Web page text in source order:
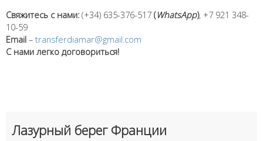
Свяжитесь с нами: (+34) 635-376-517 (WhatsApp), +7 921 348-
10-59
Email – transferdiamar@gmail.com
С нами легко договориться!
Лазурный берег Франции
Имя *
Введите номер Вашего телефона +__(____) ___-__-___